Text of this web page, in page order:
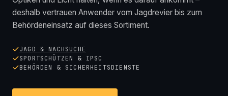
deshalb vertrauen Anwender vom Jagdrevier bis zum
Behördeneinsatz auf dieses Sortiment.
JAGD & NACHSUCHE
SPORTSCHÜTZEN & IPSC
BEHÖRDEN & SICHERHEITSDIENSTE